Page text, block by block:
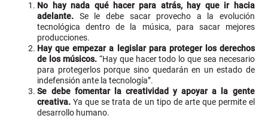
No hay nada qué hacer para atrás, hay que ir hacia
adelante. Se le debe sacar provecho a la evolución
tecnológica dentro de la música, para sacar mejores
producciones.
Hay que empezar a legislar para proteger los derechos
de los músicos. “Hay que hacer todo lo que sea necesario
para protegerlos porque sino quedarán en un estado de
indefensión ante la tecnología”.
Se debe fomentar la creatividad y apoyar a la gente
creativa. Ya que se trata de un tipo de arte que permite el
desarrollo humano.